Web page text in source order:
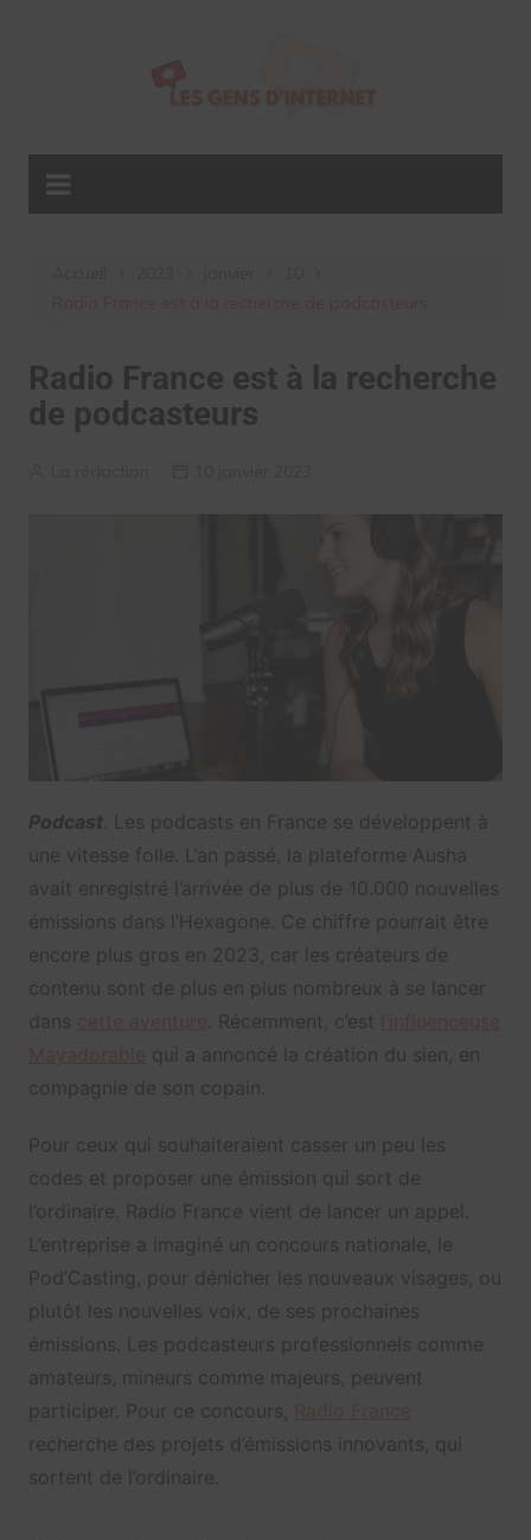
Radio France est à la recherche
de podcasteurs
Podcast. Les podcasts en France se développent à
une vitesse folle. L’an passé, la plateforme Ausha
avait enregistré l’arrivée de plus de 10.000 nouvelles
émissions dans l’Hexagone. Ce chiffre pourrait être
encore plus gros en 2023, car les créateurs de
contenu sont de plus en plus nombreux à se lancer
dans
. Récemment, c’est
qui a annoncé la création du sien, en
compagnie de son copain.
Pour ceux qui souhaiteraient casser un peu les
codes et proposer une émission qui sort de
l’ordinaire, Radio France vient de lancer un appel.
L’entreprise a imaginé un concours nationale, le
Pod’Casting, pour dénicher les nouveaux visages, ou
plutôt les nouvelles voix, de ses prochaines
émissions. Les podcasteurs professionnels comme
amateurs, mineurs comme majeurs, peuvent
participer. Pour ce concours,
recherche des projets d’émissions innovants, qui
sortent de l’ordinaire.